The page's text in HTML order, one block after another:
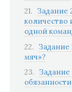
Задание
количество
одной
Задание
мяч»?